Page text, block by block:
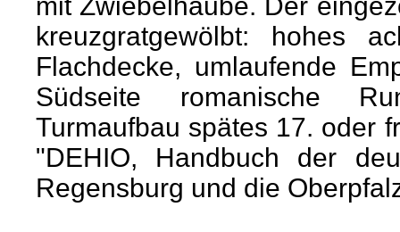
kreuzgratgewölbt: hohes
Flachdecke, umlaufende
Südseite romanische
Turmaufbau spätes 17. oder
"DEHIO, Handbuch der
Regensburg und die